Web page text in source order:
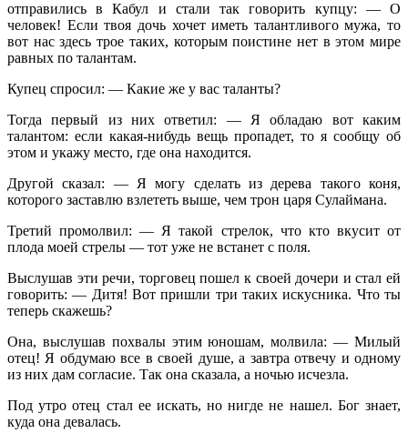
отправились в Кабул и стали так говорить купцу: — О
человек! Если твоя дочь хочет иметь талантливого мужа, то
вот нас здесь трое таких, которым поистине нет в этом мире
равных по талантам.
Купец спросил: — Какие же у вас таланты?
Тогда первый из них ответил: — Я обладаю вот каким
талантом: если какая-нибудь вещь пропадет, то я сообщу об
этом и укажу место, где она находится.
Другой сказал: — Я могу сделать из дерева такого коня,
которого заставлю взлететь выше, чем трон царя Сулаймана.
Третий промолвил: — Я такой стрелок, что кто вкусит от
плода моей стрелы — тот уже не встанет с поля.
Выслушав эти речи, торговец пошел к своей дочери и стал ей
говорить: — Дитя! Вот пришли три таких искусника. Что ты
теперь скажешь?
Она, выслушав похвалы этим юношам, молвила: — Милый
отец! Я обдумаю все в своей душе, а завтра отвечу и одному
из них дам согласие. Так она сказала, а ночью исчезла.
Под утро отец стал ее искать, но нигде не нашел. Бог знает,
куда она девалась.